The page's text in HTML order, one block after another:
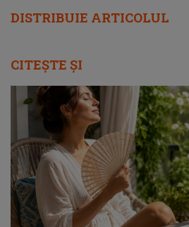
DISTRIBUIE ARTICOLUL
CITEȘTE ȘI